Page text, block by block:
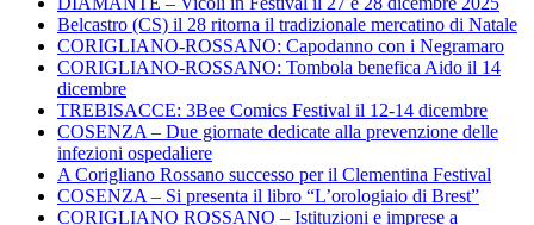
Belcastro (CS) il 28 ritorna il tradizionale mercatino di Natale
CORIGLIANO-ROSSANO: Capodanno con i Negramaro
CORIGLIANO-ROSSANO: Tombola benefica Aido il 14
dicembre
TREBISACCE: 3Bee Comics Festival il 12-14 dicembre
COSENZA – Due giornate dedicate alla prevenzione delle
infezioni ospedaliere
A Corigliano Rossano successo per il Clementina Festival
COSENZA – Si presenta il libro “L’orologiaio di Brest”
CORIGLIANO ROSSANO – Istituzioni e imprese a